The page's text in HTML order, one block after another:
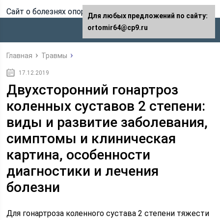
Сайт о болезнях опорно-двигательного аппарата
Главная Травмы
17.12.2019
Двухсторонний гонартроз
коленных суставов 2 степени:
виды и развитие заболевания,
симптомы и клиническая
картина, особенности
диагностики и лечения
болезни
Для гонартроза коленного сустава 2 степени тяжести
Для любых предложений по сайту:
ortomir64@cp9.ru